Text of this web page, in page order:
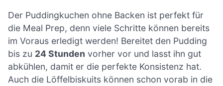
Der Puddingkuchen ohne Backen ist perfekt für
die Meal Prep, denn viele Schritte können bereits
im Voraus erledigt werden! Bereitet den Pudding
bis zu 24 Stunden vorher vor und lasst ihn gut
abkühlen, damit er die perfekte Konsistenz hat.
Auch die Löffelbiskuits können schon vorab in die